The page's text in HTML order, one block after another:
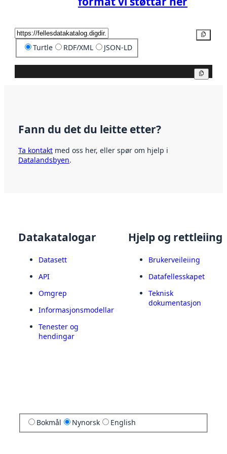
Turtle RDF/XML JSON-LD
Fann du det du leitte etter?
Ta kontakt med oss her, eller spør om hjelp i
Datalandsbyen.
Datakatalogar
Datasett
API
Omgrep
Informasjonsmodellar
Tenester og
hendingar
Hjelp og rettleiing
Brukerveileiing
Datafellesskapet
Teknisk
dokumentasjon
Bokmål Nynorsk English